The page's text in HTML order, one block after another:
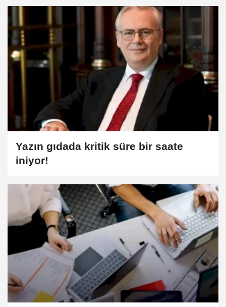
Yazın gıdada kritik süre bir saate
iniyor!